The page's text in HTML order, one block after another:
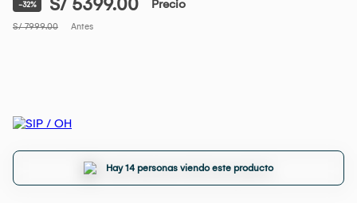
-32% S/ 5399.00 Precio
S/ 7999.00 Antes
Hay 14 personas viendo este producto